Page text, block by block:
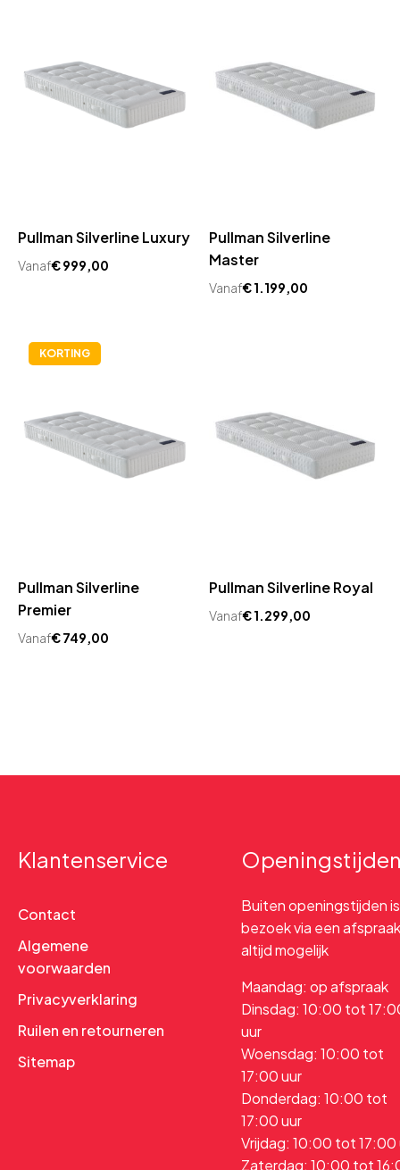
Pullman Silverline Luxury
Vanaf€999,00
Pullman Silverline
Master
Vanaf€1.199,00
KORTING
Pullman Silverline
Premier
Vanaf€749,00
Pullman Silverline Royal
Vanaf€1.299,00
Klantenservice
Contact
Algemene
voorwaarden
Privacyverklaring
Ruilen en retourneren
Sitemap
Buiten openingstijden is
bezoek via een afspraak
altijd mogelijk
Maandag: op afspraak
Dinsdag: 10:00 tot
uur
Woensdag: 10:00 tot
17:00 uur
Donderdag: 10:00 tot
17:00 uur
Vrijdag: 10:00 tot 17:00
Zaterdag: 10:00 tot